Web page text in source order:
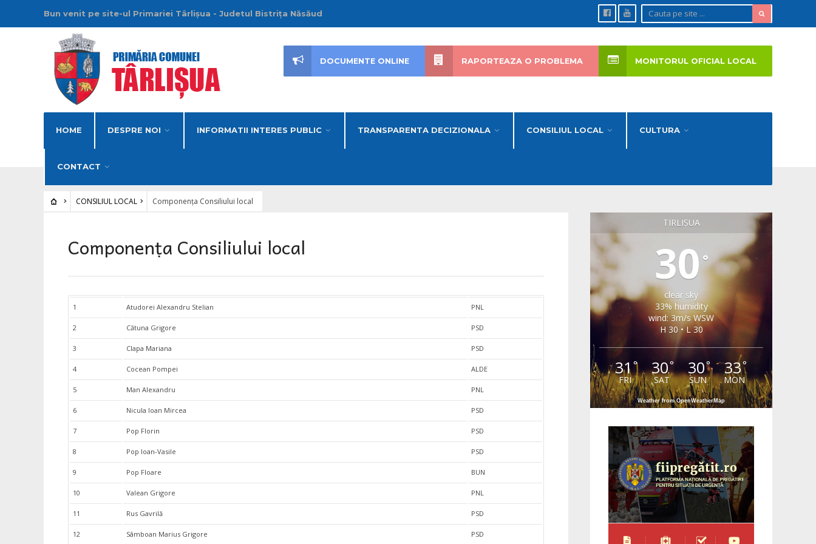
Bun venit pe site-ul Primariei Târlișua - Judetul Bistrița Năsăud
HOME DESPRE NOI INFORMATII INTERES PUBLIC TRANSPARENTA DECIZIONALA CONSILIUL LOCAL CULTURA
CONTACT
DOCUMENTE ONLINE RAPORTEAZA O PROBLEMA MONITORUL OFICIAL LOCAL
CONSILIUL LOCAL Componența Consiliului local
Componența Consiliului local
1 Atudorei Alexandru Stelian PNL
2 Cătuna Grigore PSD
3 Clapa Mariana PSD
4 Cocean Pompei ALDE
5 Man Alexandru PNL
6 Nicula Ioan Mircea PSD
7 Pop Florin PSD
8 Pop Ioan-Vasile PSD
9 Pop Floare BUN
10 Valean Grigore PNL
11 Rus Gavrilă PSD
12 Sâmboan Marius Grigore PSD
TIRLIȘUA
30 °
clear sky
33% humidity
wind: 3m/s WSW
H 30 • L 30
31°
FRI
30°
SAT
30°
SUN
33°
MON
Weather from OpenWeatherMap